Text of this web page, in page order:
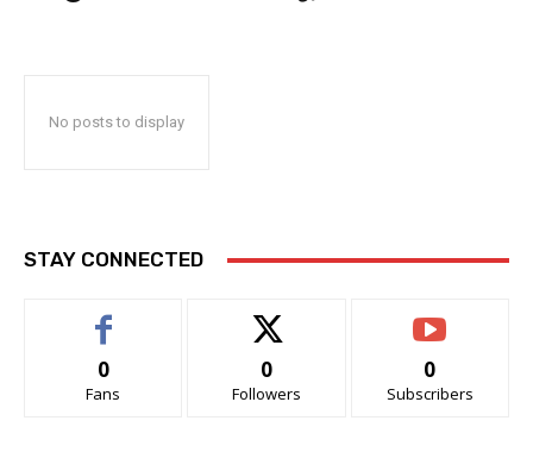
No posts to display
STAY CONNECTED
0
Fans
0
Followers
0
Subscribers